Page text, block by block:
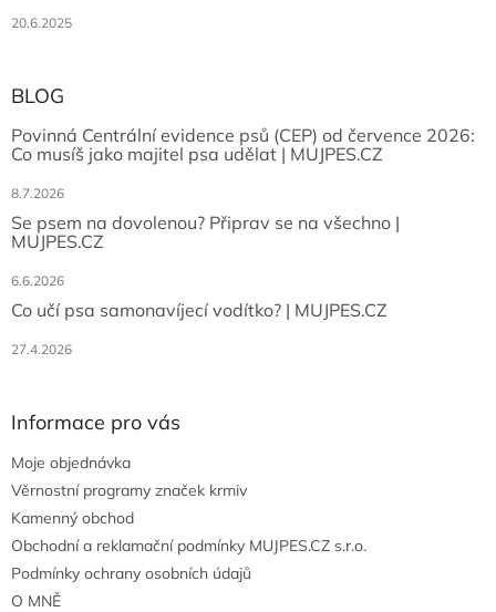
20.6.2025
BLOG
Povinná Centrální evidence psů (CEP) od července 2026:
Co musíš jako majitel psa udělat | MUJPES.CZ
8.7.2026
Se psem na dovolenou? Připrav se na všechno |
MUJPES.CZ
6.6.2026
Co učí psa samonavíjecí vodítko? | MUJPES.CZ
27.4.2026
Informace pro vás
Moje objednávka
Věrnostní programy značek krmiv
Kamenný obchod
Obchodní a reklamační podmínky MUJPES.CZ s.r.o.
Podmínky ochrany osobních údajů
O MNĚ